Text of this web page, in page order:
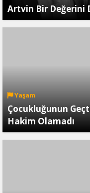
Artvin Bir Değerini
Yaşam
Çocukluğunun
Hakim Olamadı